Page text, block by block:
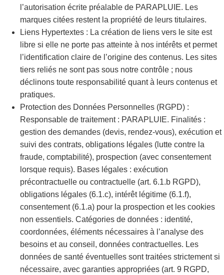
l’autorisation écrite préalable de PARAPLUIE. Les
marques citées restent la propriété de leurs titulaires.
Liens Hypertextes : La création de liens vers le site est
libre si elle ne porte pas atteinte à nos intérêts et permet
l’identification claire de l’origine des contenus. Les sites
tiers reliés ne sont pas sous notre contrôle ; nous
déclinons toute responsabilité quant à leurs contenus et
pratiques.
Protection des Données Personnelles (RGPD) :
Responsable de traitement : PARAPLUIE. Finalités :
gestion des demandes (devis, rendez-vous), exécution et
suivi des contrats, obligations légales (lutte contre la
fraude, comptabilité), prospection (avec consentement
lorsque requis). Bases légales : exécution
précontractuelle ou contractuelle (art. 6.1.b RGPD),
obligations légales (6.1.c), intérêt légitime (6.1.f),
consentement (6.1.a) pour la prospection et les cookies
non essentiels. Catégories de données : identité,
coordonnées, éléments nécessaires à l’analyse des
besoins et au conseil, données contractuelles. Les
données de santé éventuelles sont traitées strictement si
nécessaire, avec garanties appropriées (art. 9 RGPD,